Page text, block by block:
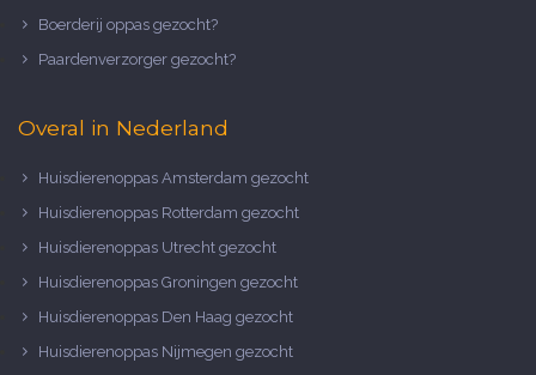
Boerderij oppas gezocht?
Paardenverzorger gezocht?
Overal in Nederland
Huisdierenoppas Amsterdam gezocht
Huisdierenoppas Rotterdam gezocht
Huisdierenoppas Utrecht gezocht
Huisdierenoppas Groningen gezocht
Huisdierenoppas Den Haag gezocht
Huisdierenoppas Nijmegen gezocht